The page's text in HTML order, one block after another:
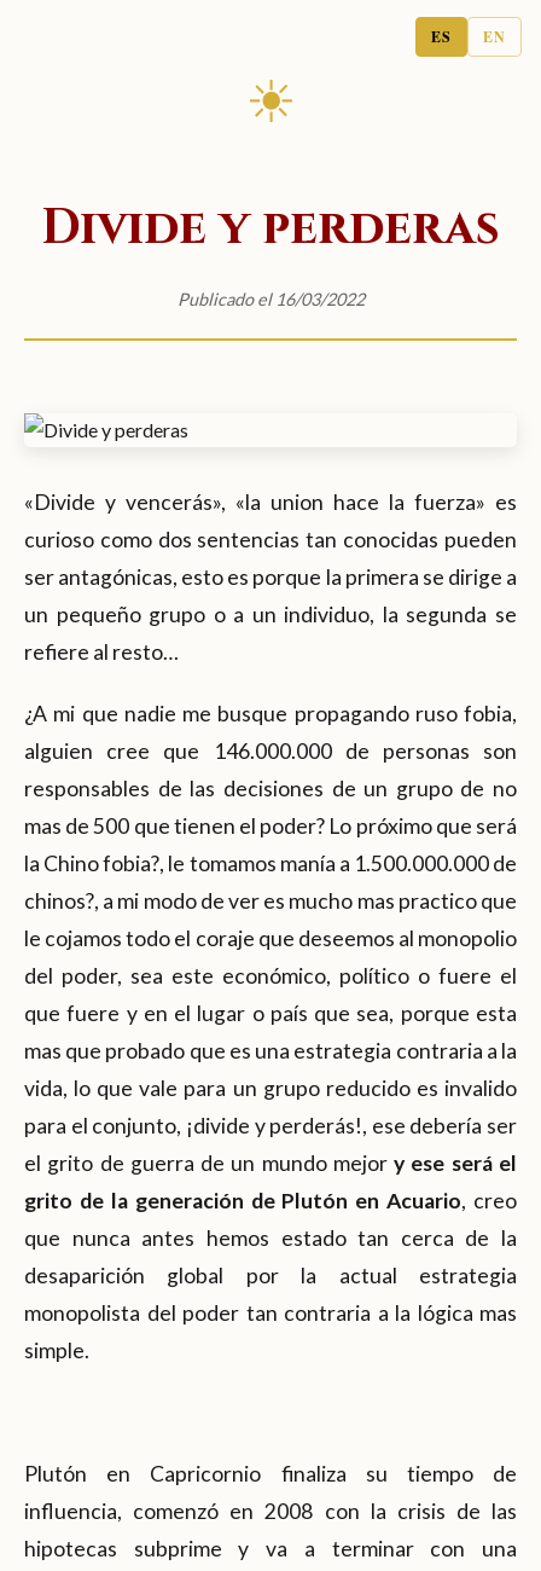
ES EN
☀
Divide y perderas
Publicado el 16/03/2022
«Divide y vencerás», «la union hace la fuerza» es
curioso como dos sentencias tan conocidas pueden
ser antagónicas, esto es porque la primera se dirige a
un pequeño grupo o a un individuo, la segunda se
refiere al resto…
¿A mi que nadie me busque propagando ruso fobia,
alguien cree que 146.000.000 de personas son
responsables de las decisiones de un grupo de no
mas de 500 que tienen el poder? Lo próximo que será
la Chino fobia?, le tomamos manía a 1.500.000.000 de
chinos?, a mi modo de ver es mucho mas practico que
le cojamos todo el coraje que deseemos al monopolio
del poder, sea este económico, político o fuere el
que fuere y en el lugar o país que sea, porque esta
mas que probado que es una estrategia contraria a la
vida, lo que vale para un grupo reducido es invalido
para el conjunto, ¡divide y perderás!, ese debería ser
el grito de guerra de un mundo mejory ese será el
grito de la generación de Plutón en Acuario, creo
que nunca antes hemos estado tan cerca de la
desaparición global por la actual estrategia
monopolista del poder tan contraria a la lógica mas
simple.
Plutón en Capricornio finaliza su tiempo de
influencia, comenzó en 2008 con la crisis de las
hipotecas subprime y va a terminar con una